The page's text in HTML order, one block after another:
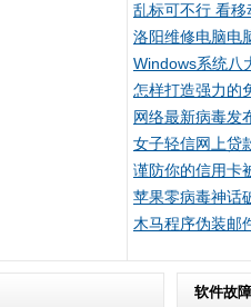
乱标可不行 看
洛阳维修电脑电
Windows系统八
怎样打造强力的
网络最新病毒发
女子轻信网上贷
谨防你的信用卡
苹果零病毒神话
木马程序伪装邮
软件故障